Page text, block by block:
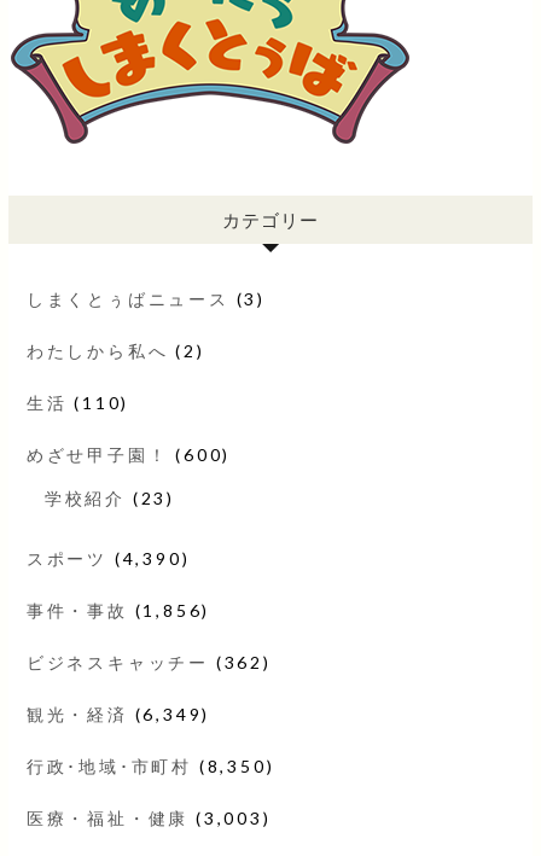
カテゴリー
しまくとぅばニュース (3)
わたしから私へ (2)
生活 (110)
めざせ甲子園！ (600)
学校紹介 (23)
スポーツ (4,390)
事件・事故 (1,856)
ビジネスキャッチー (362)
観光・経済 (6,349)
行政･地域･市町村 (8,350)
医療・福祉・健康 (3,003)